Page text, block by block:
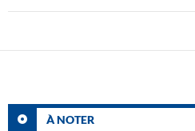
À NOTER